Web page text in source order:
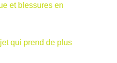
et blessures en
qui prend de plus